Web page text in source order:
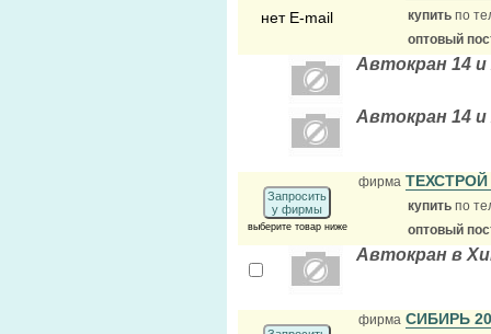
нет E-mail купить по
оптовый
Автокран 14
Автокран 14
Запросить
у фирмы
выберите товар ниже
фирма
купить по
оптовый
Автокран в
фирма СИБИРЬ